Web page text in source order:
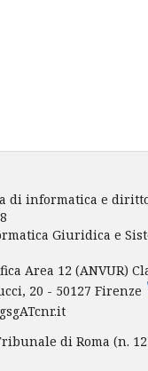
di informatica e
Giuridica e
Area 12 (ANVUR)
20 - 50127 Firenze
di Roma (n.